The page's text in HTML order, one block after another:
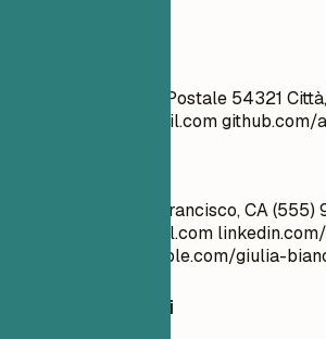
Anna Verdi Casella Postale 54321
anna.verdi123@gmail.comgithub.com/
Giulia Bianchi San Francisco, CA
giulia.bianchi@email.com
ads | portfolio.example.com/giulia-
Consigli rapidi